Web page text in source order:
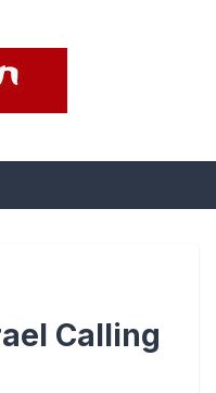
–
Calling